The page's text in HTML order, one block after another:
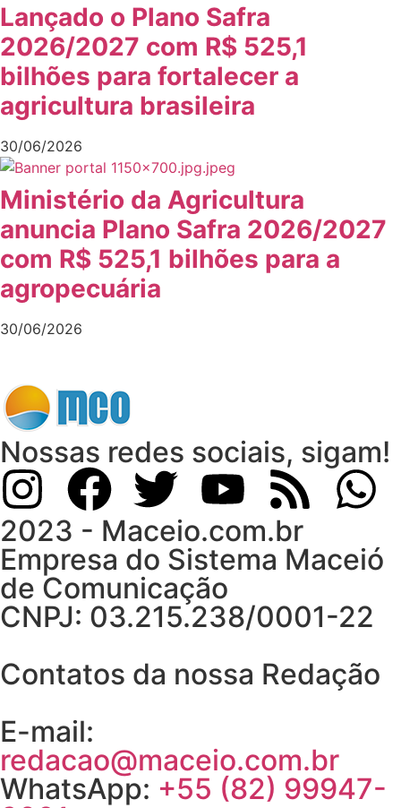
Lançado o Plano Safra
2026/2027 com R$ 525,1
bilhões para fortalecer a
agricultura brasileira
30/06/2026
Ministério da Agricultura
anuncia Plano Safra 2026/2027
com R$ 525,1 bilhões para a
agropecuária
30/06/2026
Nossas redes sociais, sigam!
2023 - Maceio.com.br
Empresa do Sistema Maceió
de Comunicação
CNPJ: 03.215.238/0001-22
Contatos da nossa Redação
E-mail:
redacao@maceio.com.br
WhatsApp: +55 (82) 99947-